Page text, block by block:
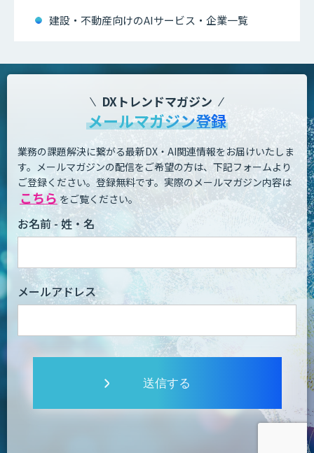
建設・不動産向けのAIサービス・企業一覧
DXトレンドマガジン
メールマガジン登録
業務の課題解決に繋がる最新DX・AI関連情報をお届けいたしま
す。 メールマガジンの配信をご希望の方は、下記フォームより
ご登録ください。登録無料です。 実際のメールマガジン内容は
こちら をご覧ください。
お名前 - 姓・名
メールアドレス
送信する